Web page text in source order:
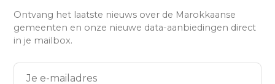
Ontvang het laatste nieuws over de Marokkaanse
gemeenten en onze nieuwe data-aanbiedingen direct
in je mailbox.